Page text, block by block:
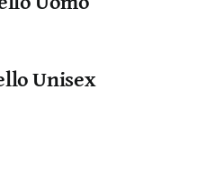
Unisex